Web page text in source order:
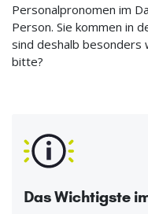
Personalpronomen im
Person. Sie kommen in
sind deshalb besonders
bitte?
Das Wichtigste